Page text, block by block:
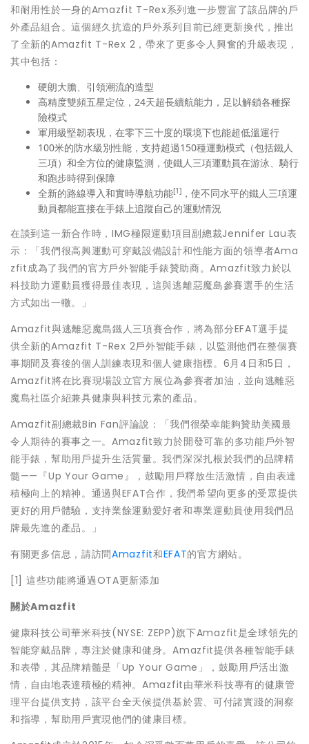
和耐用性於一身的Amazfit T-Rex系列進一步豐富了該品牌的戶
外產品組合。這個經久抗造的戶外系列目前已經更新換代，推出
了全新的Amazfit T-Rex 2，帶來了更多令人興奮的升級表現，
其中包括：
硬朗大膽、引領潮流的造型
高精度雙頻五星定位，24天超長續航能力，足以解鎖各種探
險模式
軍用級堅韌表現，在零下三十度的環境下也能超低溫運行
100米的防水級別性能，支持超過150種運動模式（包括鐵人
三項）和全方位的健康監測，使鐵人三項運動員在游泳、騎行
和跑步時得到保障
全新的路線導入和實時導航功能[1] ，使不同水平的鐵人三項運
動員都能直接在手錶上追蹤自己的運動情況
在談到這一新合作時，IMG極限運動項目副總裁Jennifer Lau表
示：「我們很高興運動可穿戴設備設計和性能方面的領導者Ama
zfit成為了我們的官方戶外智能手錶贊助商。Amazfit致力於以
科技助力運動員獲得最佳表現，這與逃離惡魔島參賽選手的生活
方式如出一轍。」
Amazfit與逃離惡魔島鐵人三項賽合作，將為部分EFAT選手提
供全新的Amazfit T-Rex 2戶外智能手錶，以監測他們在整個賽
事期間及賽後的個人訓練表現和個人健康指標。6月4日和5日，
Amazfit將在比賽現場設立官方展位為參賽者加油，並向逃離惡
魔島社區介紹兼具健康與科技元素的產品。
Amazfit副總裁Bin Fan評論說：「我們很榮幸能夠贊助美國最
令人期待的賽事之一。Amazfit致力於開發可靠的多功能戶外智
能手錶，幫助用戶提升生活質量。我們深深扎根於我們的品牌精
髓——『Up Your Game』，鼓勵用戶釋放生活激情，自由表達
積極向上的精神。通過與EFAT合作，我們希望向更多的受眾提供
更好的用戶體驗，支持業餘運動愛好者和專業運動員使用我們品
牌最先進的產品。」
有關更多信息，請訪問Amazfit和EFAT的官方網站。
[1] 這些功能將通過OTA更新添加
關於Amazfit
健康科技公司華米科技(NYSE: ZEPP)旗下Amazfit是全球領先的
智能穿戴品牌，專注於健康和健身。Amazfit提供各種智能手錶
和表帶，其品牌精髓是「Up Your Game」，鼓勵用戶活出激
情，自由地表達積極的精神。Amazfit由華米科技專有的健康管
理平台提供支持，該平台全天候提供基於雲、可付諸實踐的洞察
和指導，幫助用戶實現他們的健康目標。